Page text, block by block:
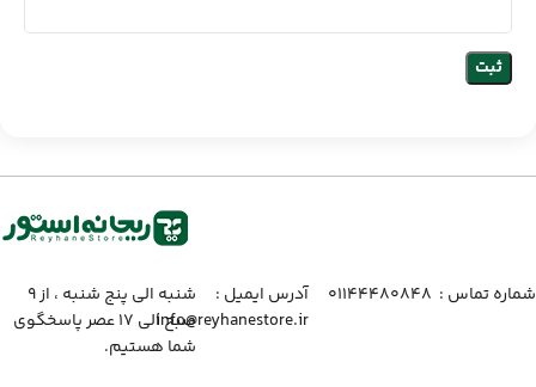
شماره تماس :‌ ۰۱۱۴۴۴۸۰۸۴۸
آدرس ایمیل :‌
info@reyhanestore.ir
شنبه الی پنج شنبه ، از ۹
صبح الی ۱۷ عصر پاسخگوی
شما هستیم.